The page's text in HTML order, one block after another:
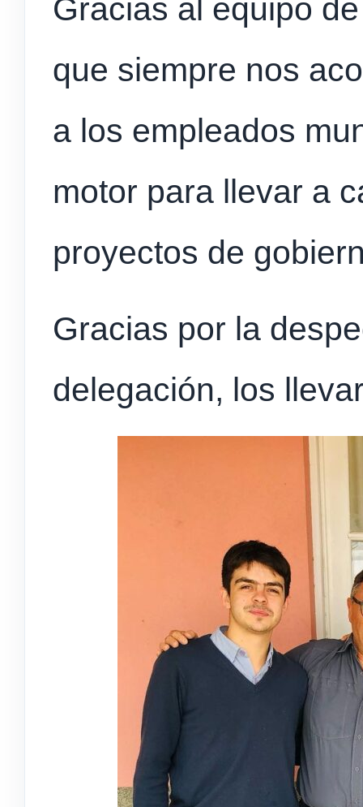
Gracias al equipo
que siempre nos
a los empleados
motor para llevar a
proyectos de
Gracias por la
delegación, los